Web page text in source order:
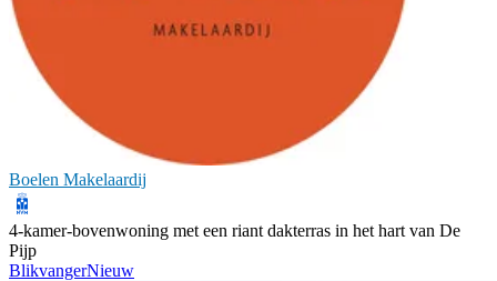
Boelen Makelaardij
4-kamer-bovenwoning met een riant dakterras in het hart van De
Pijp
BlikvangerNieuw